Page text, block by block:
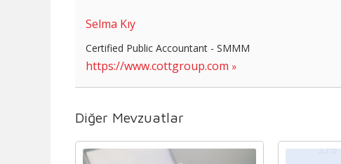
Selma Kıy
Certified Public Accountant - SMMM
https://www.cottgroup.com
Diğer Mevzuatlar